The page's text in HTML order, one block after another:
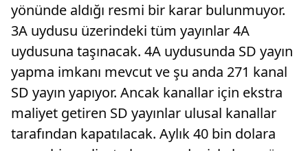
yönünde aldığı resmi bir karar bulunmuyor.
3A uydusu üzerindeki tüm yayınlar 4A
uydusuna taşınacak. 4A uydusunda SD yayın
yapma imkanı mevcut ve şu anda 271 kanal
SD yayın yapıyor. Ancak kanallar için ekstra
maliyet getiren SD yayınlar ulusal kanallar
tarafından kapatılacak. Aylık 40 bin dolara